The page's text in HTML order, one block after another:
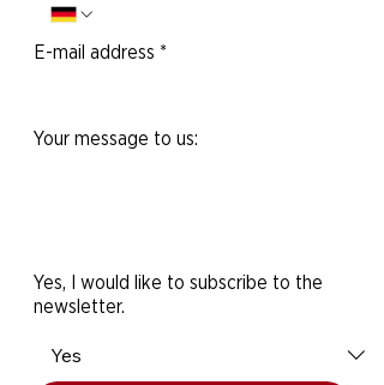
E-mail address *
Your message to us:
Yes, I would like to subscribe to the
newsletter.